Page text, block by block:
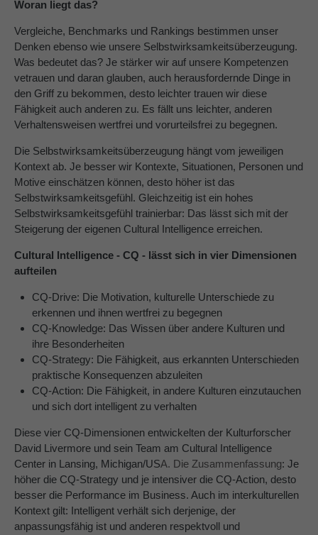
Woran liegt das?
Vergleiche, Benchmarks und Rankings bestimmen unser
Denken ebenso wie unsere Selbstwirksamkeitsüberzeugung.
Was bedeutet das? Je stärker wir auf unsere Kompetenzen
vetrauen und daran glauben, auch herausfordernde Dinge in
den Griff zu bekommen, desto leichter trauen wir diese
Fähigkeit auch anderen zu. Es fällt uns leichter, anderen
Verhaltensweisen wertfrei und vorurteilsfrei zu begegnen.
Die Selbstwirksamkeitsüberzeugung hängt vom jeweiligen
Kontext ab. Je besser wir Kontexte, Situationen, Personen und
Motive einschätzen können, desto höher ist das
Selbstwirksamkeitsgefühl. Gleichzeitig ist ein hohes
Selbstwirksamkeitsgefühl trainierbar: Das lässt sich mit der
Steigerung der eigenen Cultural Intelligence erreichen.
Cultural Intelligence - CQ - lässt sich in vier Dimensionen
aufteilen
CQ-Drive: Die Motivation, kulturelle Unterschiede zu
erkennen und ihnen wertfrei zu begegnen
CQ-Knowledge: Das Wissen über andere Kulturen und
ihre Besonderheiten
CQ-Strategy: Die Fähigkeit, aus erkannten Unterschieden
praktische Konsequenzen abzuleiten
CQ-Action: Die Fähigkeit, in andere Kulturen einzutauchen
und sich dort intelligent zu verhalten
Diese vier CQ-Dimensionen entwickelten der Kulturforscher
David Livermore und sein Team am Cultural Intelligence
Center in Lansing, Michigan/USA. Die Zusammenfassung: Je
höher die CQ-Strategy und je intensiver die CQ-Action, desto
besser die Performance im Business. Auch im interkulturellen
Kontext gilt: Intelligent verhält sich derjenige, der
anpassungsfähig ist und anderen respektvoll und